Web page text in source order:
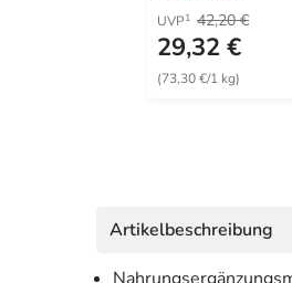
UVP1 42,20 €
29,32 €
(73,30 €/1 kg)
Artikelbeschreibung